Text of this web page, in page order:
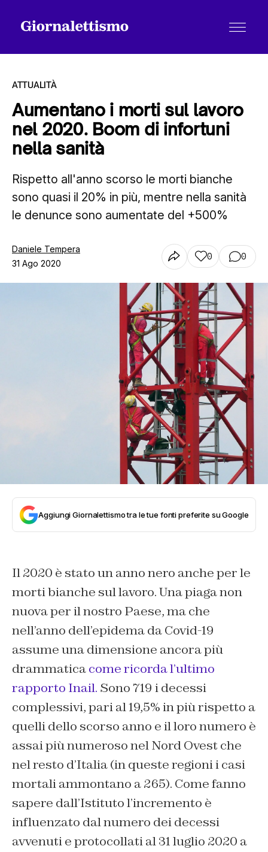
Tutti gli articoli
Chi siamo
ATTUALITÀ
Aumentano i morti sul lavoro
nel 2020. Boom di infortuni
nella sanità
Rispetto all'anno scorso le morti bianche
sono quasi il 20% in più, mentre nella sanità
le denunce sono aumentate del +500%
Daniele Tempera
31 Ago 2020
0 0
Aggiungi Giornalettismo tra le tue fonti preferite su Google
Il 2020 è stato un anno nero anche per le
morti bianche sul lavoro. Una piaga non
nuova per il nostro Paese, ma che
nell’anno dell’epidema da Covid-19
assume una dimensione ancora più
drammaticacome ricorda l’ultimo
rapporto Inail. Sono 719 i decessi
complessivi, pari al 19,5% in più rispetto a
quelli dello scorso anno e il loro numero è
assai più numeroso nel Nord Ovest che
nel resto d’Italia (in queste regioni i casi
mortali ammontano a 265). Come fanno
sapere dall’Istituto l’incremento è
influenzato dal numero dei decessi
avvenuti e protocollati al 31 luglio 2020 a